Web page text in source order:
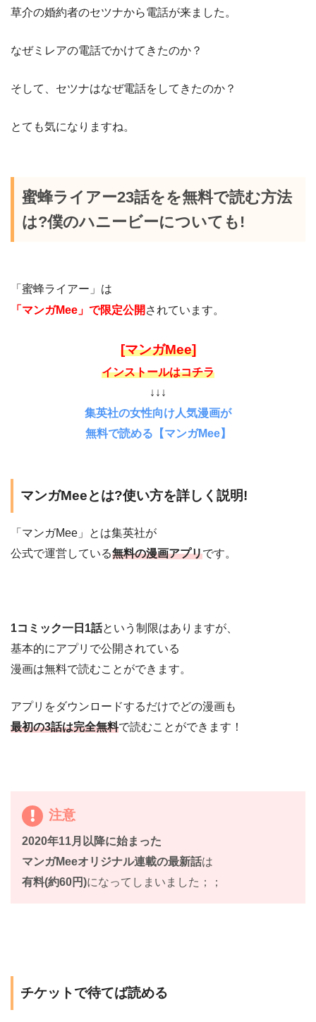
草介の婚約者のセツナから電話が来ました。
なぜミレアの電話でかけてきたのか？
そして、セツナはなぜ電話をしてきたのか？
とても気になりますね。
蜜蜂ライアー23話をを無料で読む方法
は?僕のハニービーについても!
「蜜蜂ライアー」は
「マンガMee」で限定公開 されています。
[マンガMee]
インストールはコチラ
↓↓↓
集英社の女性向け人気漫画が
無料で読める【マンガMee】
マンガMeeとは?使い方を詳しく説明!
「マンガMee」とは集英社が
公式で運営している無料の漫画アプリです。
1コミック一日1話という制限はありますが、
基本的にアプリで公開されている
漫画は無料で読むことができます。
アプリをダウンロードするだけでどの漫画も
最初の3話は完全無料で読むことができます！
注意
2020年11月以降に始まった
マンガMeeオリジナル連載の最新話は
有料(約60円)になってしまいました；；
チケットで待てば読める